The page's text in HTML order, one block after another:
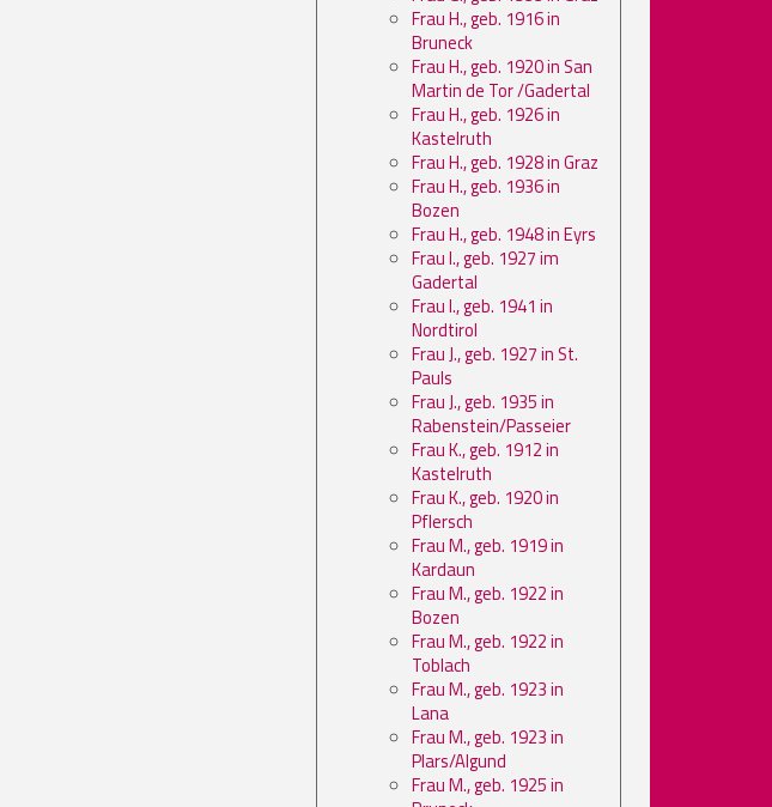
Frau H., geb. 1916 in
Bruneck
Frau H., geb. 1920 in San
Martin de Tor /Gadertal
Frau H., geb. 1926 in
Kastelruth
Frau H., geb. 1928 in Graz
Frau H., geb. 1936 in
Bozen
Frau H., geb. 1948 in Eyrs
Frau I., geb. 1927 im
Gadertal
Frau I., geb. 1941 in
Nordtirol
Frau J., geb. 1927 in St.
Pauls
Frau J., geb. 1935 in
Rabenstein/Passeier
Frau K., geb. 1912 in
Kastelruth
Frau K., geb. 1920 in
Pflersch
Frau M., geb. 1919 in
Kardaun
Frau M., geb. 1922 in
Bozen
Frau M., geb. 1922 in
Toblach
Frau M., geb. 1923 in
Lana
Frau M., geb. 1923 in
Plars/Algund
Frau M., geb. 1925 in